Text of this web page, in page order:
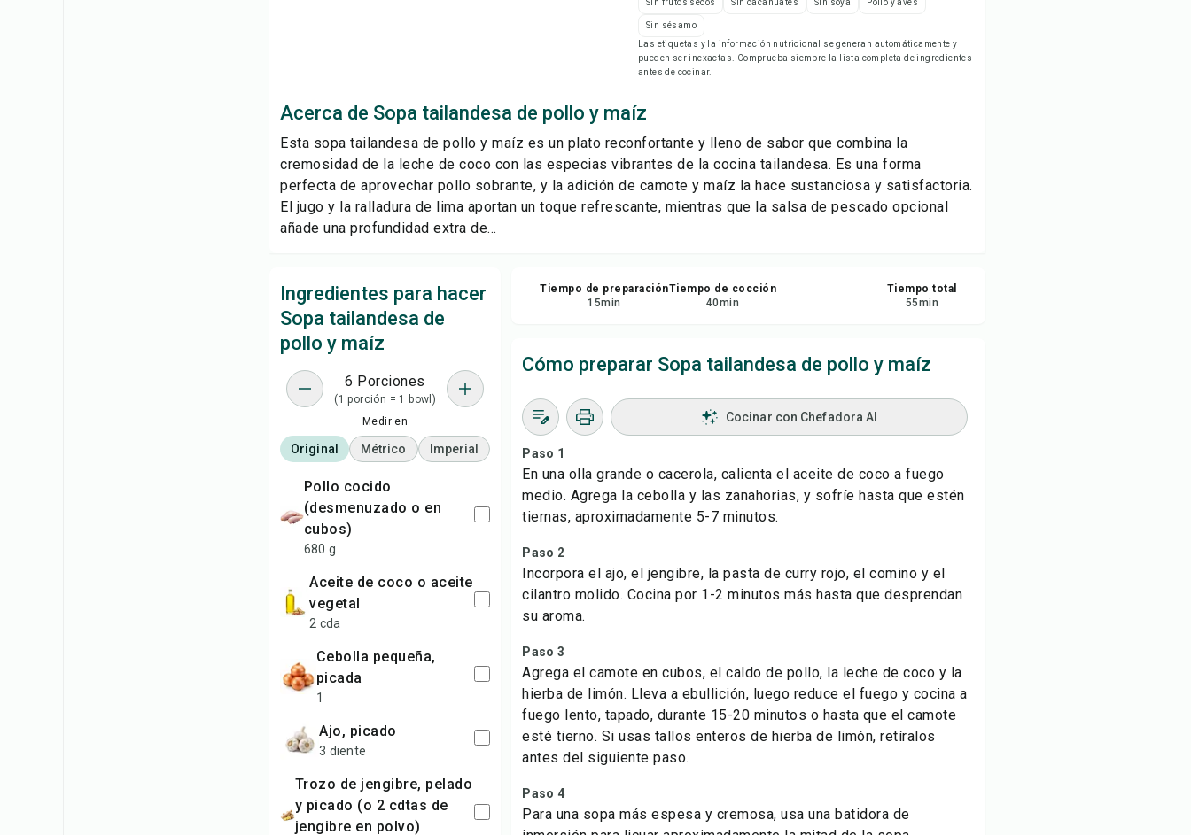
Compartir
Sin frutos secos Sin cacahuates Sin soya Pollo y aves
Sin sésamo
Las etiquetas y la información nutricional se generan automáticamente y
pueden ser inexactas. Comprueba siempre la lista completa de ingredientes
antes de cocinar.
Acerca de Sopa tailandesa de pollo y maíz
Esta sopa tailandesa de pollo y maíz es un plato reconfortante y lleno de sabor que combina la
cremosidad de la leche de coco con las especias vibrantes de la cocina tailandesa. Es una forma
perfecta de aprovechar pollo sobrante, y la adición de camote y maíz la hace sustanciosa y satisfactoria.
El jugo y la ralladura de lima aportan un toque refrescante, mientras que la salsa de pescado opcional
añade una profundidad extra de...
Ingredientes para hacer
Sopa tailandesa de
pollo y maíz
6 Porciones
(1 porción = 1 bowl)
Medir en
Original Métrico Imperial
pollo cocido
(desmenuzado o en
cubos)
680 g
aceite de coco o aceite
vegetal
2 cda
cebolla pequeña,
picada
1
ajo, picado
3 diente
trozo de jengibre, pelado
y picado (o 2 cdtas de
jengibre en polvo)
Tiempo de preparación
15min
Tiempo de cocción
40min
Tiempo total
55min
Cómo preparar Sopa tailandesa de pollo y maíz
Cocinar con Chefadora AI
Paso 1
En una olla grande o cacerola, calienta el aceite de coco a fuego
medio. Agrega la cebolla y las zanahorias, y sofríe hasta que estén
tiernas, aproximadamente 5-7 minutos.
Paso 2
Incorpora el ajo, el jengibre, la pasta de curry rojo, el comino y el
cilantro molido. Cocina por 1-2 minutos más hasta que desprendan
su aroma.
Paso 3
Agrega el camote en cubos, el caldo de pollo, la leche de coco y la
hierba de limón. Lleva a ebullición, luego reduce el fuego y cocina a
fuego lento, tapado, durante 15-20 minutos o hasta que el camote
esté tierno. Si usas tallos enteros de hierba de limón, retíralos
antes del siguiente paso.
Paso 4
Para una sopa más espesa y cremosa, usa una batidora de